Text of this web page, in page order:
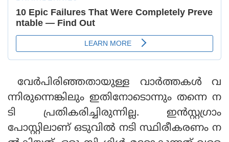
വേര്‍പിരിഞ്ഞതായുള്ള വാര്‍ത്തകള്‍ വ
ന്നിരുന്നെങ്കിലും ഇതിനോടൊന്നും തന്നെ ന
ടി പ്രതികരിച്ചിരുന്നില്ല. ഇന്‍സ്റ്റഗ്രാം
പോസ്റ്റിലാണ് ഒടുവില്‍ നടി സ്ഥിരീകരണം ന